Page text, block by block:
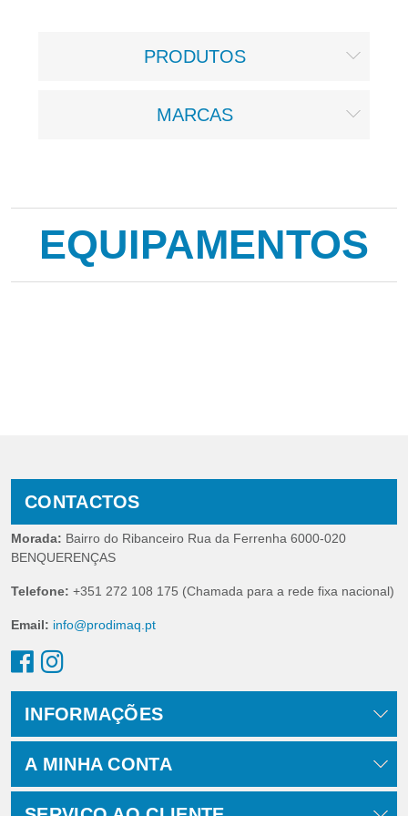
PRODUTOS
MARCAS
EQUIPAMENTOS
CONTACTOS
Morada: Bairro do Ribanceiro Rua da Ferrenha 6000-020
BENQUERENÇAS
Telefone: +351 272 108 175 (Chamada para a rede fixa nacional)
Email: info@prodimaq.pt
INFORMAÇÕES
A MINHA CONTA